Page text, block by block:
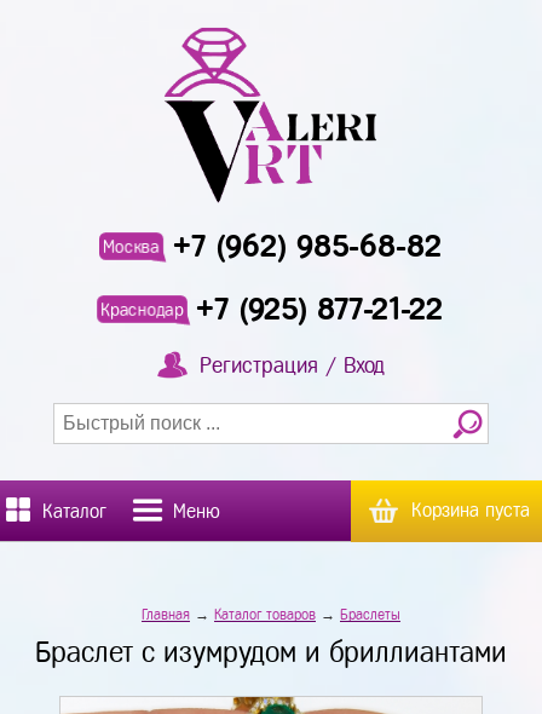
Москва +7 (962) 985-68-82
Краснодар +7 (925) 877-21-22
Регистрация / Вход
Каталог Меню Корзина пуста
Главная → Каталог товаров → Браслеты
Браслет с изумрудом и бриллиантами